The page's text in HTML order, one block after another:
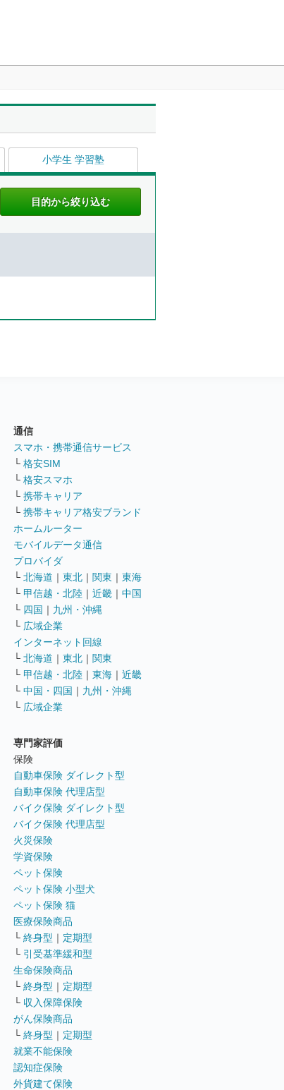
小学生 学習塾
通信
スマホ・携帯通信サービス
└ 格安SIM
└ 格安スマホ
└ 携帯キャリア
└ 携帯キャリア格安ブランド
ホームルーター
モバイルデータ通信
プロバイダ
└ 北海道 ｜ 東北 ｜ 関東 ｜ 東海
└ 甲信越・北陸 ｜ 近畿 ｜ 中国
└ 四国 ｜ 九州・沖縄
└ 広域企業
インターネット回線
└ 北海道 ｜ 東北 ｜ 関東
└ 甲信越・北陸 ｜ 東海 ｜ 近畿
└ 中国・四国 ｜ 九州・沖縄
└ 広域企業
専門家評価
保険
自動車保険 ダイレクト型
自動車保険 代理店型
バイク保険 ダイレクト型
バイク保険 代理店型
火災保険
学資保険
ペット保険
ペット保険 小型犬
ペット保険 猫
医療保険商品
└ 終身型 ｜ 定期型
└ 引受基準緩和型
生命保険商品
└ 終身型 ｜ 定期型
└ 収入保障保険
がん保険商品
└ 終身型 ｜ 定期型
就業不能保険
認知症保険
外貨建て保険